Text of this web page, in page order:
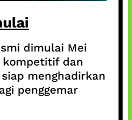
dimulai Mei
kompetitif dan
menghadirkan
penggemar